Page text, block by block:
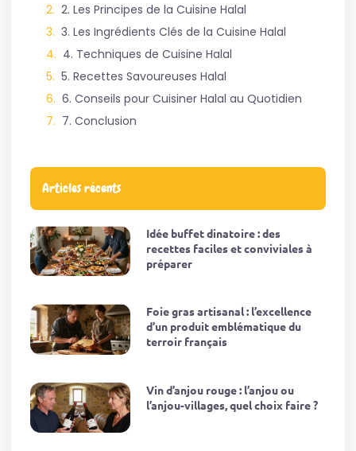
2. Les Principes de la Cuisine Halal
3. Les Ingrédients Clés de la Cuisine Halal
4. Techniques de Cuisine Halal
5. Recettes Savoureuses Halal
6. Conseils pour Cuisiner Halal au Quotidien
7. Conclusion
Articles récents
Idée buffet dinatoire : des
recettes faciles et conviviales à
préparer
Foie gras artisanal : l’excellence
d’un produit emblématique du
terroir français
Vin d’anjou rouge : l’anjou ou
l’anjou-villages, quel choix faire ?